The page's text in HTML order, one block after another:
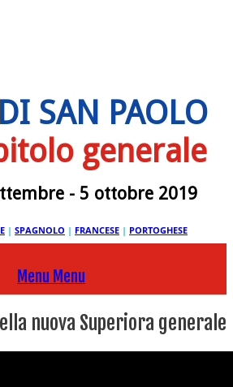
SAN PAOLO
generale
- 5 ottobre 2019
| SPAGNOLO | FRANCESE | PORTOGHESE
Menu Menu
nuova Superiora generale